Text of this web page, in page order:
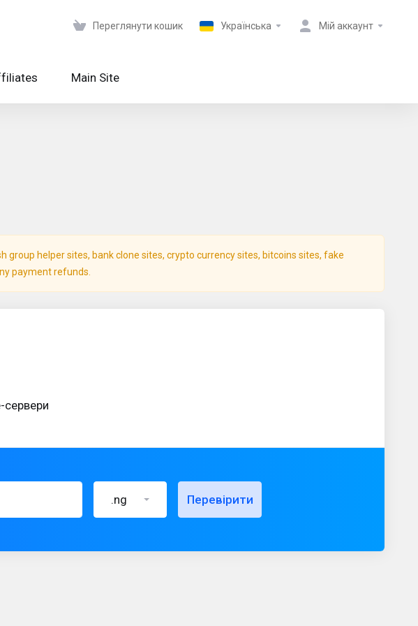
Переглянути кошик Українська Мій аккаунт
Main Site
group helper sites, bank clone sites, crypto currency sites, bitcoins sites, fake
payment refunds.
сервери
.ng Перевірити